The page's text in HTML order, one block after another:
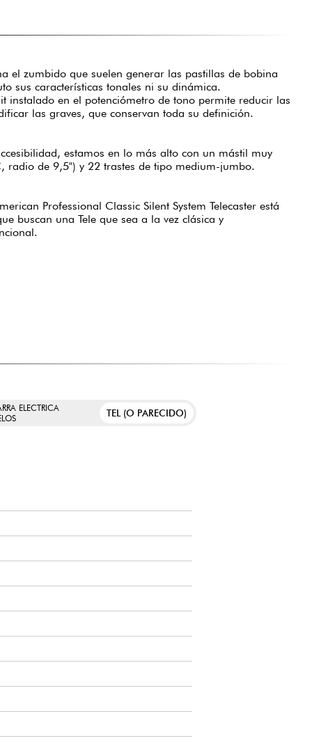
el zumbido que suelen generar las pastillas de bobina
sus características tonales ni su dinámica.
instalado en el potenciómetro de tono permite reducir las
las graves, que conservan toda su definición.
estamos en lo más alto con un mástil muy
radio de 9,5") y 22 trastes de tipo medium-jumbo.
Professional Classic Silent System Telecaster está
buscan una Tele que sea a la vez clásica y
ELECTRICA
TEL (O PARECIDO)